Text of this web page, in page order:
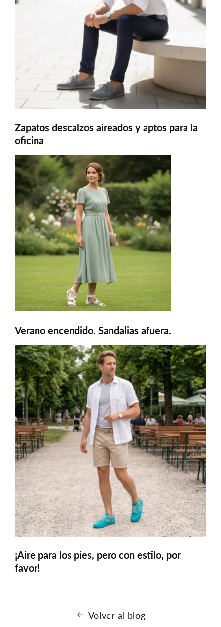
Zapatos descalzos aireados y aptos para la
oficina
Verano encendido. Sandalias afuera.
¡Aire para los pies, pero con estilo, por
favor!
Volver al blog